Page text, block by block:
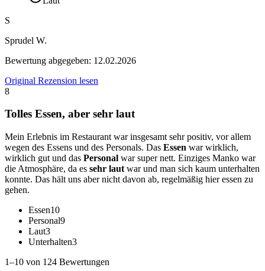
S
Sprudel W.
Bewertung abgegeben: 12.02.2026
Original Rezension lesen
8
Tolles Essen, aber sehr laut
Mein Erlebnis im Restaurant war insgesamt sehr positiv, vor allem
wegen des Essens und des Personals. Das Essen war wirklich,
wirklich gut und das Personal war super nett. Einziges Manko war
die Atmosphäre, da es sehr laut war und man sich kaum unterhalten
konnte. Das hält uns aber nicht davon ab, regelmäßig hier essen zu
gehen.
Essen10
Personal9
Laut3
Unterhalten3
1–10 von 124 Bewertungen